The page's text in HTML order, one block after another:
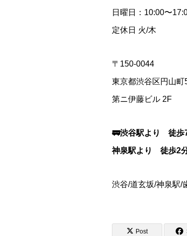
日曜日：10:00〜
定休日 火/木
〒150-0044
東京都渋谷区円山町
第ニ伊藤ビル 2F
🚃渋谷駅より 徒歩
神泉駅より 徒歩2
渋谷/道玄坂/神泉駅/
Post